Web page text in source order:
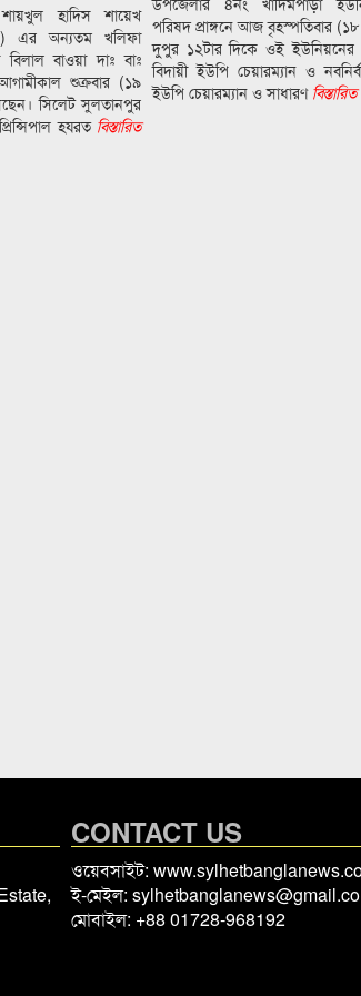
হাদিস শায়েখ
এর অন্যতম খলিফা
বাওয়া দাঃ বাঃ
শুক্রবার (১৯
সিলেট সুলতানপুর
হযরতবিস্তারিত
পরিষদ প্রাঙ্গনে আজ বৃহস্পতিবার
দুপুর ১২টার দিকে ওই ইউনিয়নের
বিদায়ী ইউপি চেয়ারম্যান ও
ইউপি চেয়ারম্যান ও সাধারণ
CONTACT US
ওয়েবসাইট:
ই-মেইল:
মোবাইল: +88 01728-968192